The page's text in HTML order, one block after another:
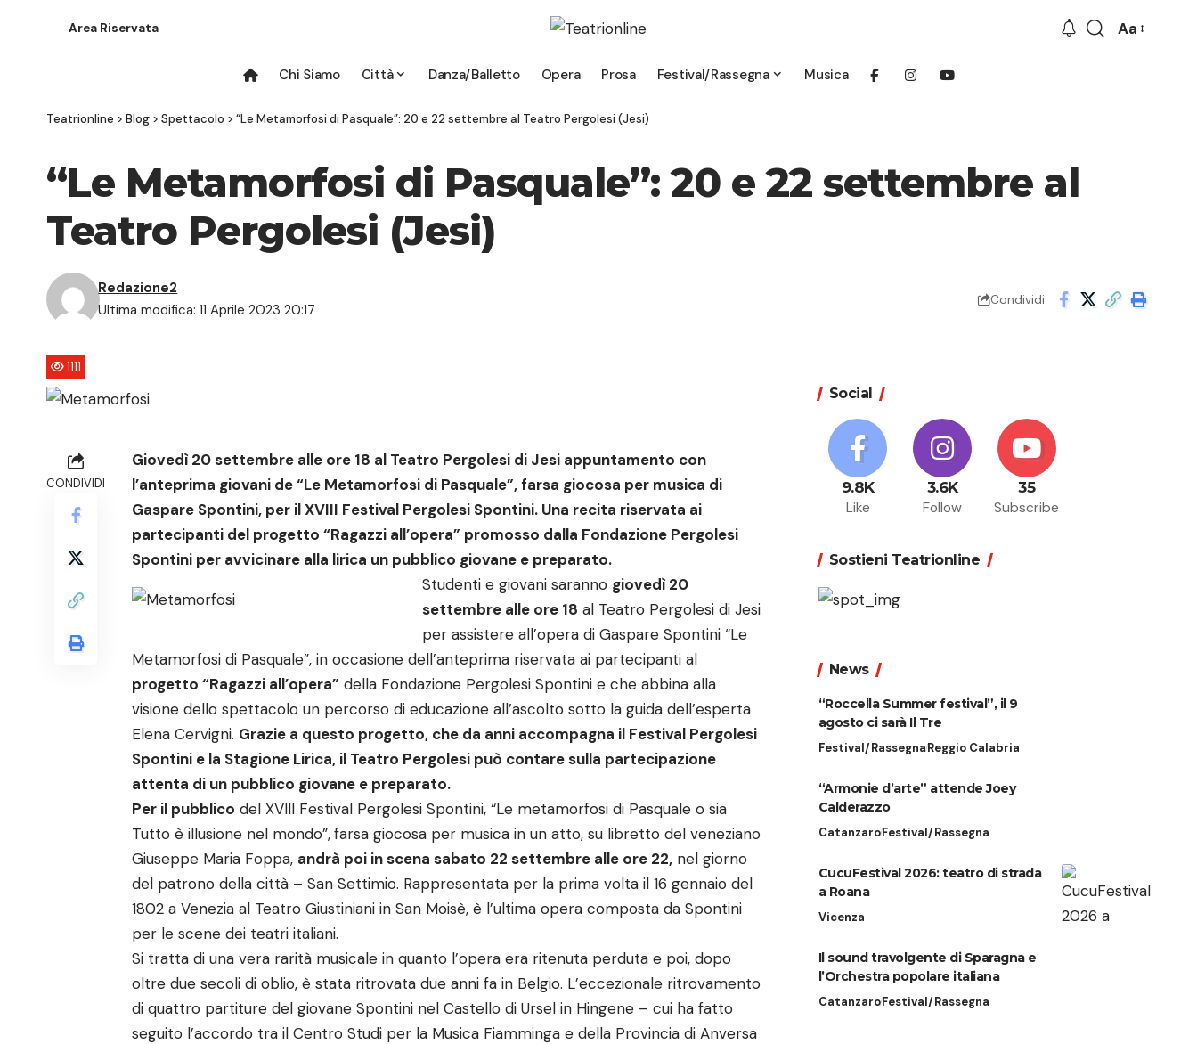
Area Riservata
Font
Aa
Chi Siamo Città Danza/Balletto Opera Prosa Festival/Rassegna Musica
Teatrionline > Blog > Spettacolo > “Le Metamorfosi di Pasquale”: 20 e 22 settembre al Teatro Pergolesi (Jesi)
“Le Metamorfosi di Pasquale”: 20 e 22 settembre al
Teatro Pergolesi (Jesi)
Ultima modifica: 11 Aprile 2023 20:17
Redazione2
Condividi
1111
CONDIVIDI
Giovedì 20 settembre alle ore 18 al Teatro Pergolesi di Jesi appuntamento con
l’anteprima giovani de “Le Metamorfosi di Pasquale”, farsa giocosa per musica di
Gaspare Spontini, per il XVIII Festival Pergolesi Spontini. Una recita riservata ai
partecipanti del progetto “Ragazzi all’opera” promosso dalla Fondazione Pergolesi
Spontini per avvicinare alla lirica un pubblico giovane e preparato.
Studenti e giovani saranno giovedì 20
settembre alle ore 18 al Teatro Pergolesi di Jesi
per assistere all’opera di Gaspare Spontini “Le
Metamorfosi di Pasquale”, in occasione dell’anteprima riservata ai partecipanti al
progetto “Ragazzi all’opera” della Fondazione Pergolesi Spontini e che abbina alla
visione dello spettacolo un percorso di educazione all’ascolto sotto la guida dell’esperta
Elena Cervigni. Grazie a questo progetto, che da anni accompagna il Festival Pergolesi
Spontini e la Stagione Lirica, il Teatro Pergolesi può contare sulla partecipazione
attenta di un pubblico giovane e preparato.
Per il pubblico del XVIII Festival Pergolesi Spontini, “Le metamorfosi di Pasquale o sia
Tutto è illusione nel mondo”,farsa giocosa per musica in un atto, su libretto del veneziano
Giuseppe Maria Foppa, andrà poi in scena sabato 22 settembre alle ore 22, nel giorno
del patrono della città – San Settimio. Rappresentata per la prima volta il 16 gennaio del
1802 a Venezia al Teatro Giustiniani in San Moisè, è l’ultima opera composta da Spontini
per le scene dei teatri italiani.
Si tratta di una vera rarità musicale in quanto l’opera era ritenuta perduta e poi, dopo
oltre due secoli di oblio, è stata ritrovata due anni fa in Belgio. L’eccezionale ritrovamento
di quattro partiture del giovane Spontini nel Castello di Ursel in Hingene – cui ha fatto
seguito l’accordo tra il Centro Studi per la Musica Fiamminga e della Provincia di Anversa
Social
9.8K
Like
3.6K
Follow
35
Subscribe
Sostieni Teatrionline
News
“Roccella Summer festival”, il 9
agosto ci sarà Il Tre
Festival/RassegnaReggio Calabria
“Armonie d’arte” attende Joey
Calderazzo
CatanzaroFestival/Rassegna
CucuFestival 2026: teatro di strada
a Roana
Vicenza
Il sound travolgente di Sparagna e
l’Orchestra popolare italiana
CatanzaroFestival/Rassegna